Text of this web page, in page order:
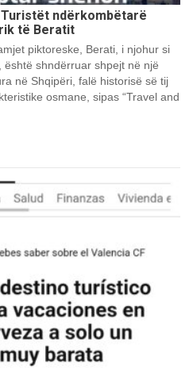
Turistët ndërkombëtarë
të Beratit
piktoreske, Berati, i njohur si
është shndërruar shpejt në një
në Shqipëri, falë historisë së tij
osmane, sipas “Travel and